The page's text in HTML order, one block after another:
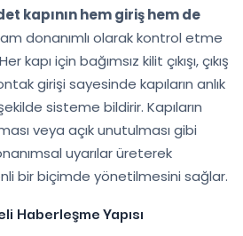
kapının hem giriş hem de
donanımlı olarak kontrol etme
için bağımsız kilit çıkışı, çıkış
girişi sayesinde kapıların anlık
sisteme bildirir. Kapıların
veya açık unutulması gibi
uyarılar üreterek
bir biçimde yönetilmesini sağlar.
Haberleşme Yapısı